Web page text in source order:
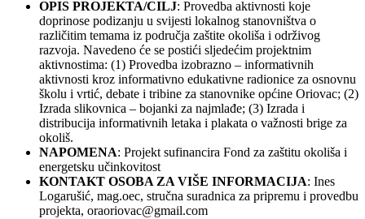
OPIS PROJEKTA/CILJ: Provedba aktivnosti koje
doprinose podizanju u svijesti lokalnog stanovništva o
različitim temama iz područja zaštite okoliša i održivog
razvoja. Navedeno će se postići sljedećim projektnim
aktivnostima: (1) Provedba izobrazno – informativnih
aktivnosti kroz informativno edukativne radionice za osnovnu
školu i vrtić, debate i tribine za stanovnike općine Oriovac; (2)
Izrada slikovnica – bojanki za najmlađe; (3) Izrada i
distribucija informativnih letaka i plakata o važnosti brige za
okoliš.
NAPOMENA: Projekt sufinancira Fond za zaštitu okoliša i
energetsku učinkovitost
KONTAKT OSOBA ZA VIŠE INFORMACIJA: Ines
Logarušić, mag.oec, stručna suradnica za pripremu i provedbu
projekta, oraoriovac@gmail.com